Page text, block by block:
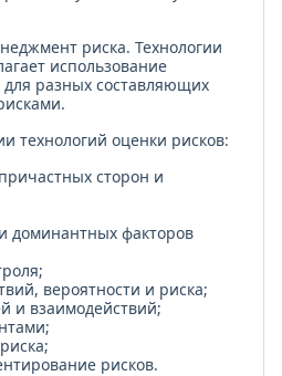
риска. Технологии
использование
разных составляющих
технологий оценки рисков:
сторон и
доминантных факторов
вероятности и риска;
и взаимодействий;
рисков.